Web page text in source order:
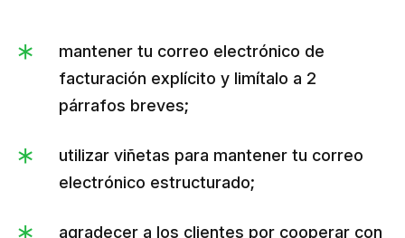
mantener tu correo electrónico de
facturación explícito y limítalo a 2
párrafos breves;
utilizar viñetas para mantener tu correo
electrónico estructurado;
agradecer a los clientes por cooperar con